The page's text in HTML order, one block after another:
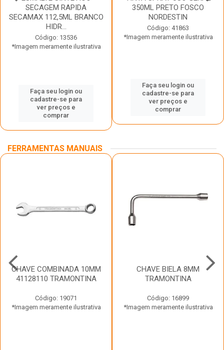
SECAGEM RAPIDA
SECAMAX 112,5ML BRANCO
HIDR...
Código: 13536
*Imagem meramente ilustrativa
Faça seu login ou
cadastre-se para
ver preços e
comprar
350ML PRETO FOSCO
NORDESTIN
Código: 41863
*Imagem meramente ilustrativa
Faça seu login ou
cadastre-se para
ver preços e
comprar
FERRAMENTAS MANUAIS
CHAVE COMBINADA 10MM
41128110 TRAMONTINA
Código: 19071
*Imagem meramente ilustrativa
CHAVE BIELA 8MM
TRAMONTINA
Código: 16899
*Imagem meramente ilustrativa